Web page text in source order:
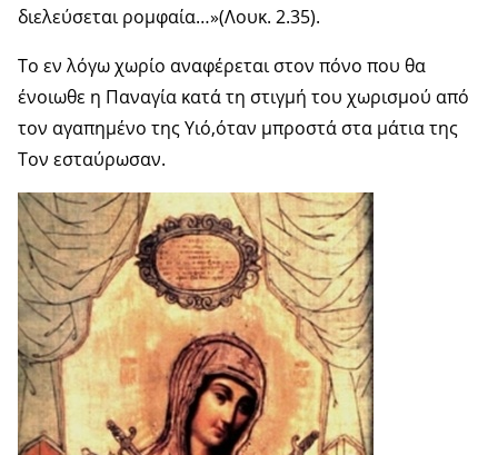
διελεύσεται ρομφαία…»(Λουκ. 2.35).
Το εν λόγω χωρίο αναφέρεται στον πόνο που θα
ένοιωθε η Παναγία κατά τη στιγμή του χωρισμού από
τον αγαπημένο της Υιό,όταν μπροστά στα μάτια της
Τον εσταύρωσαν.